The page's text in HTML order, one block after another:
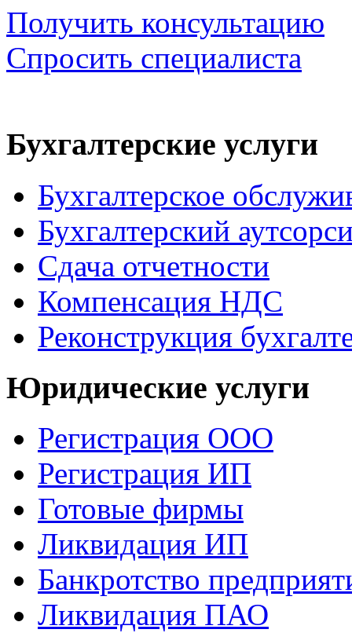
Получить консультацию
Спросить специалиста
Бухгалтерские услуги
Бухгалтерское
Бухгалтерский
Сдача отчетности
Компенсация НДС
Реконструкция
Юридические услуги
Регистрация ООО
Регистрация ИП
Готовые фирмы
Ликвидация ИП
Банкротство
Ликвидация ПАО